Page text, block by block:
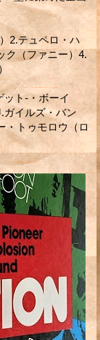
2.テュペロ・ハ
ク（ファニー）4.
ト-・ボーイ
ガイルズ・バン
・トゥモロウ（ロ